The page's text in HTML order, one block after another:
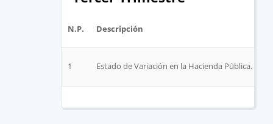
N.P. Descripción
1 Estado de Variación en la Hacienda Pública.